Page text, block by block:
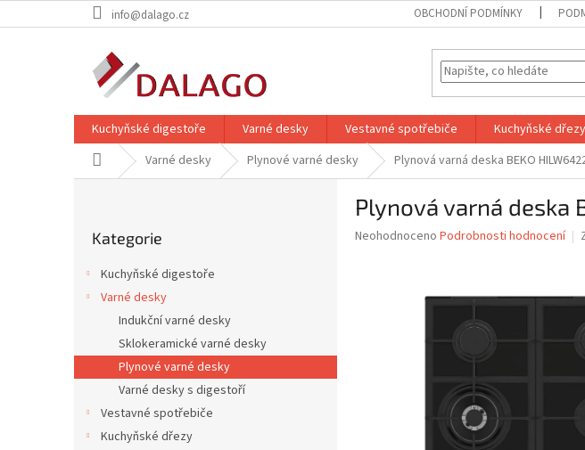
na
info@dalago.cz OBCHODNÍ PODMÍNKY
Kuchyňské digestoře Varné desky Vestavné spotřebiče Kuchyňské dřezy
Domů Varné desky Plynové varné desky Plynová varná deska BEKO
a
kategorie
Kategorie
Kuchyňské digestoře
Varné desky
Indukční varné desky
Sklokeramické varné desky
Plynové varné desky
Varné desky s digestoří
Vestavné spotřebiče
Kuchyňské dřezy
Plynová varná deska
Průměrné
Neohodnoceno Podrobnosti hodnocení